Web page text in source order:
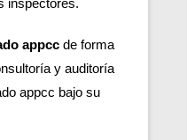
inspectores.
appcc de forma
y auditoría
appcc bajo su